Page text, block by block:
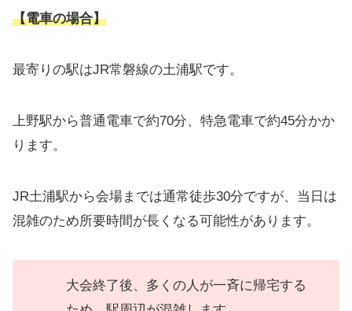
【電車の場合】
最寄りの駅はJR常磐線の土浦駅です。
上野駅から普通電車で約70分、特急電車で約45分かか
ります。
JR土浦駅から会場までは通常徒歩30分ですが、当日は
混雑のため所要時間が長くなる可能性があります。
大会終了後、多くの人が一斉に帰宅する